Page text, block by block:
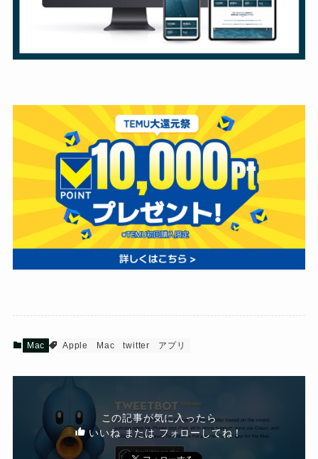
Mac Apple Mac twitter アプリ
この記事が気に入ったら
いいね または フォローしてね！